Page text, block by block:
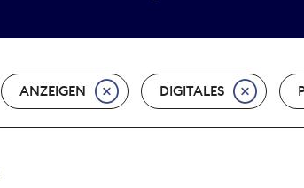
ANZEIGEN DIGITALES